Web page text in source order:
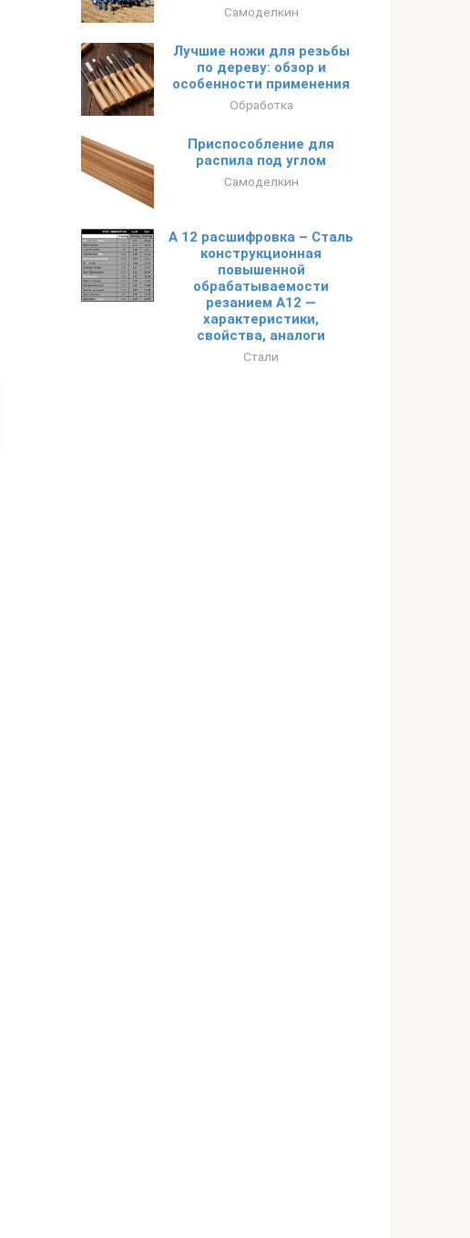
Самоделкин
Лучшие ножи для резьбы
по дереву: обзор и
особенности применения
Обработка
Приспособление для
распила под углом
Самоделкин
А 12 расшифровка – Сталь
конструкционная
повышенной
обрабатываемости
резанием А12 —
характеристики,
свойства, аналоги
Стали